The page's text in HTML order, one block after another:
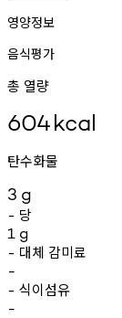
영양정보
음식평가
총 열량
604kcal
탄수화물
3 g
- 당
1 g
- 대체 감미료
-
- 식이섬유
-